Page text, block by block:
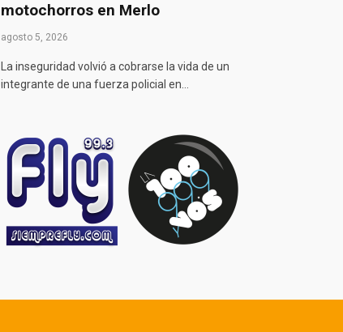
motochorros en Merlo
agosto 5, 2026
La inseguridad volvió a cobrarse la vida de un
integrante de una fuerza policial en…